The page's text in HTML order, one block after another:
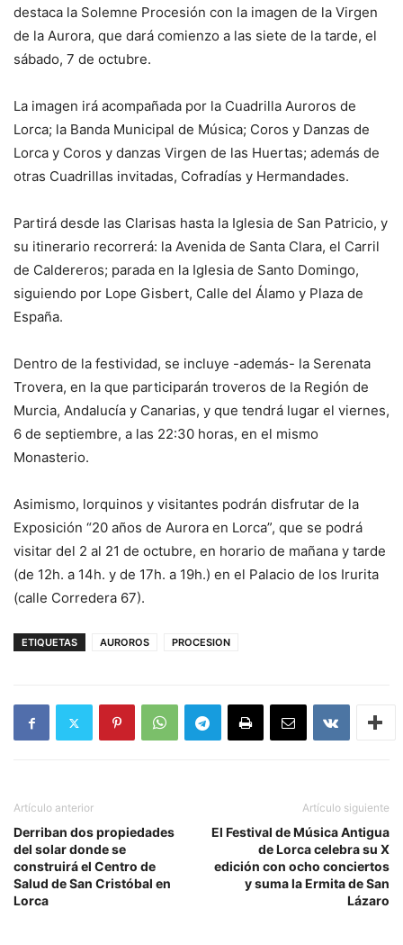
destaca la Solemne Procesión con la imagen de la Virgen
de la Aurora, que dará comienzo a las siete de la tarde, el
sábado, 7 de octubre.
La imagen irá acompañada por la Cuadrilla Auroros de
Lorca; la Banda Municipal de Música; Coros y Danzas de
Lorca y Coros y danzas Virgen de las Huertas; además de
otras Cuadrillas invitadas, Cofradías y Hermandades.
Partirá desde las Clarisas hasta la Iglesia de San Patricio, y
su itinerario recorrerá: la Avenida de Santa Clara, el Carril
de Caldereros; parada en la Iglesia de Santo Domingo,
siguiendo por Lope Gisbert, Calle del Álamo y Plaza de
España.
Dentro de la festividad, se incluye -además- la Serenata
Trovera, en la que participarán troveros de la Región de
Murcia, Andalucía y Canarias, y que tendrá lugar el viernes,
6 de septiembre, a las 22:30 horas, en el mismo
Monasterio.
Asimismo, lorquinos y visitantes podrán disfrutar de la
Exposición “20 años de Aurora en Lorca”, que se podrá
visitar del 2 al 21 de octubre, en horario de mañana y tarde
(de 12h. a 14h. y de 17h. a 19h.) en el Palacio de los Irurita
(calle Corredera 67).
ETIQUETAS AUROROS PROCESION
Artículo anterior
Derriban dos propiedades
del solar donde se
construirá el Centro de
Salud de San Cristóbal en
Lorca
Artículo siguiente
El Festival de Música Antigua
de Lorca celebra su X
edición con ocho conciertos
y suma la Ermita de San
Lázaro